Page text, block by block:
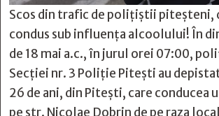
Scos din trafic de polițiștii piteșteni,
condus sub influența alcoolului! În
de 18 mai a.c., în jurul orei 07:00,
Secției nr. 3 Poliție Pitești au
26 de ani, din Pitești, care conducea
pe str. Nicolae Dobrin de pe raza